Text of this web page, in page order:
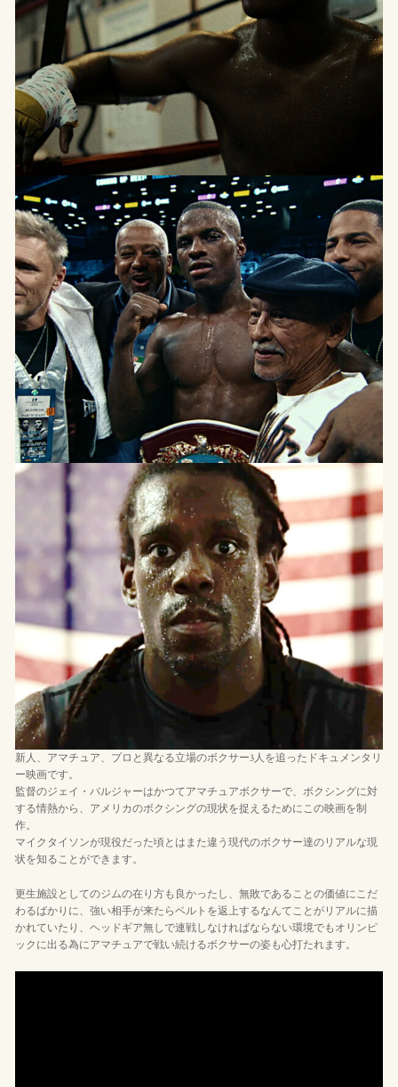
新人、アマチュア、プロと異なる立場のボクサー3人を追ったドキュメンタリ
ー映画です。
監督のジェイ・バルジャーはかつてアマチュアボクサーで、ボクシングに対
する情熱から、アメリカのボクシングの現状を捉えるためにこの映画を制
作。
マイクタイソンが現役だった頃とはまた違う現代のボクサー達のリアルな現
状を知ることができます。
更生施設としてのジムの在り方も良かったし、無敗であることの価値にこだ
わるばかりに、強い相手が来たらベルトを返上するなんてことがリアルに描
かれていたり、ヘッドギア無しで連戦しなければならない環境でもオリンピ
ックに出る為にアマチュアで戦い続けるボクサーの姿も心打たれます。